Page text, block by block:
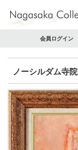
会員ログイン
ノーシルダム寺院